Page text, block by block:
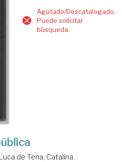
Agotado/Descatalogado.
Puede solicitar
búsqueda.
Luca de Tena, Catalina